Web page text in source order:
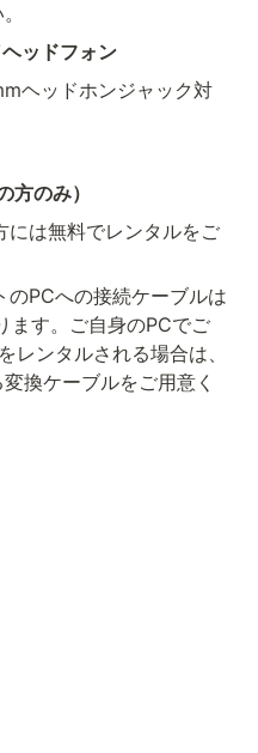
ッドフォン
ヘッドホンジャック対
方のみ）
には無料でレンタルをご
PCへの接続ケーブルは
ます。ご自身のPCでご
レンタルされる場合は、
換ケーブルをご用意く